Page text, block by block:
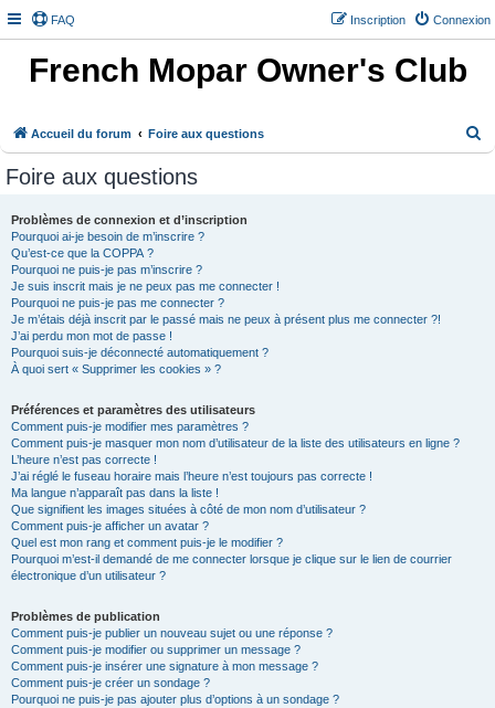
FAQ Connexion
Inscription
French Mopar Owner's Club
Accueil du forum Foire aux questions
Foire aux questions
Problèmes de connexion et d’inscription
Pourquoi ai-je besoin de m’inscrire ?
Qu’est-ce que la COPPA ?
Pourquoi ne puis-je pas m’inscrire ?
Je suis inscrit mais je ne peux pas me connecter !
Pourquoi ne puis-je pas me connecter ?
Je m’étais déjà inscrit par le passé mais ne peux à présent plus me connecter ?!
J’ai perdu mon mot de passe !
Pourquoi suis-je déconnecté automatiquement ?
À quoi sert « Supprimer les cookies » ?
Préférences et paramètres des utilisateurs
Comment puis-je modifier mes paramètres ?
Comment puis-je masquer mon nom d’utilisateur de la liste des utilisateurs en ligne ?
L’heure n’est pas correcte !
J’ai réglé le fuseau horaire mais l’heure n’est toujours pas correcte !
Ma langue n’apparaît pas dans la liste !
Que signifient les images situées à côté de mon nom d’utilisateur ?
Comment puis-je afficher un avatar ?
Quel est mon rang et comment puis-je le modifier ?
Pourquoi m’est-il demandé de me connecter lorsque je clique sur le lien de courrier
électronique d’un utilisateur ?
Problèmes de publication
Comment puis-je publier un nouveau sujet ou une réponse ?
Comment puis-je modifier ou supprimer un message ?
Comment puis-je insérer une signature à mon message ?
Comment puis-je créer un sondage ?
Pourquoi ne puis-je pas ajouter plus d’options à un sondage ?